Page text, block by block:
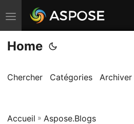
B
a
s
u
r
Home
Chercher Catégories Archiver
Accueil » Aspose.Blogs